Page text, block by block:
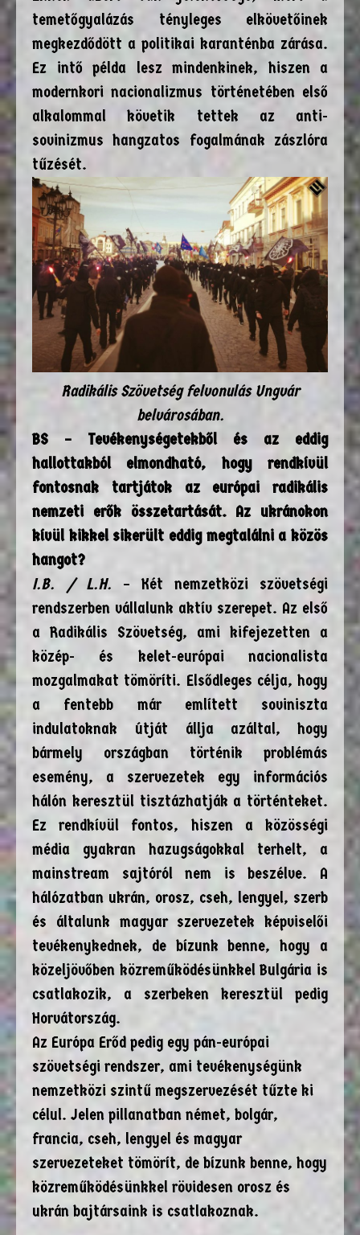
temetőgyalázás tényleges elkövetőinek
megkezdődött a politikai karanténba zárása.
Ez intő példa lesz mindenkinek, hiszen a
modernkori nacionalizmus történetében első
alkalommal követik tettek az anti-
sovinizmus hangzatos fogalmának zászlóra
tűzését.
Radikális Szövetség felvonulás Ungvár
belvárosában.
BS – Tevékenységetekből és az eddig
hallottakból elmondható, hogy rendkívül
fontosnak tartjátok az európai radikális
nemzeti erők összetartását. Az ukránokon
kívül kikkel sikerült eddig megtalálni a közös
hangot?
I.B. / L.H. – Két nemzetközi szövetségi
rendszerben vállalunk aktív szerepet. Az első
a Radikális Szövetség, ami kifejezetten a
közép- és kelet-európai nacionalista
mozgalmakat tömöríti. Elsődleges célja, hogy
a fentebb már említett soviniszta
indulatoknak útját állja azáltal, hogy
bármely országban történik problémás
esemény, a szervezetek egy információs
hálón keresztül tisztázhatják a történteket.
Ez rendkívül fontos, hiszen a közösségi
média gyakran hazugságokkal terhelt, a
mainstream sajtóról nem is beszélve. A
hálózatban ukrán, orosz, cseh, lengyel, szerb
és általunk magyar szervezetek képviselői
tevékenykednek, de bízunk benne, hogy a
közeljövőben közreműködésünkkel Bulgária is
csatlakozik, a szerbeken keresztül pedig
Horvátország.
Az Európa Erőd pedig egy pán-európai
szövetségi rendszer, ami tevékenységünk
nemzetközi szintű megszervezését tűzte ki
célul. Jelen pillanatban német, bolgár,
francia, cseh, lengyel és magyar
szervezeteket tömörít, de bízunk benne, hogy
közreműködésünkkel rövidesen orosz és
ukrán bajtársaink is csatlakoznak.